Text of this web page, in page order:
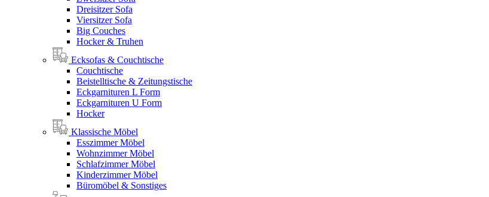
Dreisitzer Sofa
Viersitzer Sofa
Big Couches
Hocker & Truhen
Ecksofas & Couchtische
Couchtische
Beistelltische & Zeitungstische
Eckgarnituren L Form
Eckgarnituren U Form
Hocker
Klassische Möbel
Esszimmer Möbel
Wohnzimmer Möbel
Schlafzimmer Möbel
Kinderzimmer Möbel
Büromöbel & Sonstiges